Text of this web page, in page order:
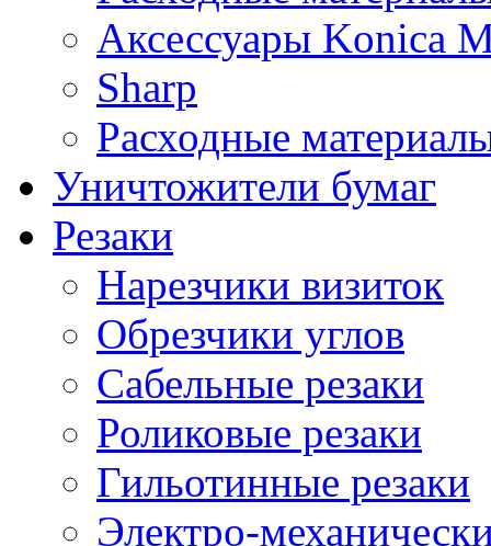
Аксессуары Konica
Sharp
Расходные
Уничтожители бумаг
Резаки
Нарезчики визиток
Обрезчики углов
Сабельные резаки
Роликовые резаки
Гильотинные резаки
Электро-